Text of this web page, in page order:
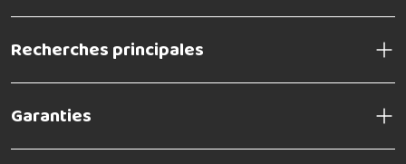
Recherches principales
Garanties